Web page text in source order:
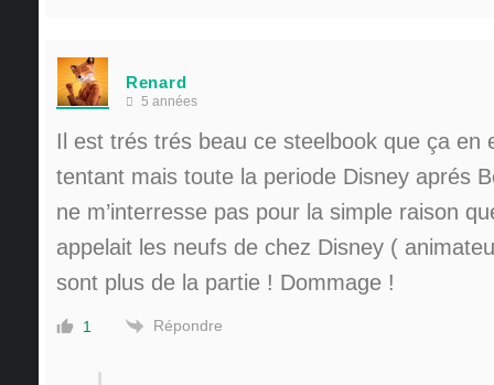
Renard
5 années
Il est trés trés beau ce steelbook que ça en
tentant mais toute la periode Disney aprés
ne m’interresse pas pour la simple raison
appelait les neufs de chez Disney (
sont plus de la partie ! Dommage !
1 Répondre